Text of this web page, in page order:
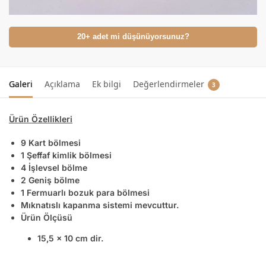
20+ adet mi düşünüyorsunuz?
Galeri Açıklama Ek bilgi Değerlendirmeler 3
Ürün Özellikleri
9 Kart bölmesi
1 Şeffaf kimlik bölmesi
4 İşlevsel bölme
2 Geniş bölme
1 Fermuarlı bozuk para bölmesi
Mıknatıslı kapanma sistemi mevcuttur.
Ürün Ölçüsü
15,5 x 10 cm dir.